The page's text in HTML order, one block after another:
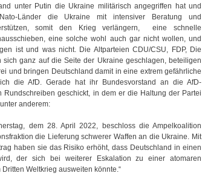
unter Putin die Ukraine militärisch angegriffen hat und
Länder die Ukraine mit intensiver Beratung und
somit den Krieg verlängern, eine schnelle
eine solche wohl auch gar nicht wollen, und
ist und was nicht. Die Altparteien CDU/CSU, FDP, Die
sich ganz auf die Seite der Ukraine geschlagen, beteiligen
und bringen Deutschland damit in eine extrem gefährliche
die AfD. Gerade hat ihr Bundesvorstand an die AfD-
Rundschreiben geschickt, in dem er die Haltung der Partei
anderem:
dem 28. April 2022, beschloss die Ampelkoalition
die Lieferung schwerer Waffen an die Ukraine. Mit
haben sie das Risiko erhöht, dass Deutschland in einen
der sich bei weiterer Eskalation zu einer atomaren
Weltkrieg ausweiten könnte.“